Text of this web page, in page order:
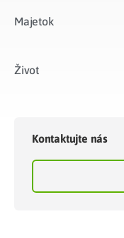
Majetok​
Život​
Kontaktujte nás